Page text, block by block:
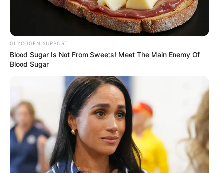
GLYCOGEN SUPPORT
Blood Sugar Is Not From Sweets! Meet The Main Enemy Of
Blood Sugar